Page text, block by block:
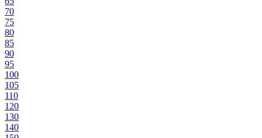
70
75
80
85
90
95
100
105
110
120
130
140